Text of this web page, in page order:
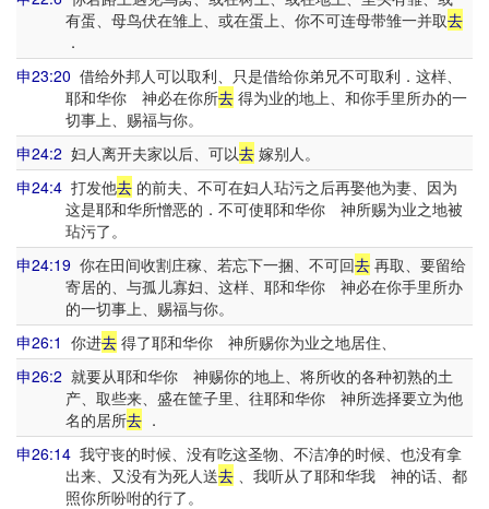
有蛋、母鸟伏在雏上、或在蛋上、你不可连母带雏一并取去
．
申23:20 借给外邦人可以取利、只是借给你弟兄不可取利．这样、
耶和华你 神必在你所去得为业的地上、和你手里所办的一
切事上、赐福与你。
申24:2 妇人离开夫家以后、可以去 嫁别人。
申24:4 打发他去 的前夫、不可在妇人玷污之后再娶他为妻、因为
这是耶和华所憎恶的．不可使耶和华你 神所赐为业之地被
玷污了。
申24:19 你在田间收割庄稼、若忘下一捆、不可回去 再取、要留给
寄居的、与孤儿寡妇、这样、耶和华你 神必在你手里所办
的一切事上、赐福与你。
申26:1 你进去 得了耶和华你 神所赐你为业之地居住、
申26:2 就要从耶和华你 神赐你的地上、将所收的各种初熟的土
产、取些来、盛在筐子里、往耶和华你 神所选择要立为他
名的居所去．
申26:14 我守丧的时候、没有吃这圣物、不洁净的时候、也没有拿
出来、又没有为死人送去、我听从了耶和华我 神的话、都
照你所吩咐的行了。